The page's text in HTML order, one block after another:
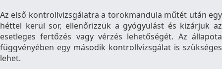
Az első kontrollvizsgálatra a torokmandula műtét után egy
héttel kerül sor, ellenőrizzük a gyógyulást és kizárjuk az
esetleges fertőzés vagy vérzés lehetőségét. Az állapota
függvényében egy második kontrollvizsgálat is szükséges
lehet.